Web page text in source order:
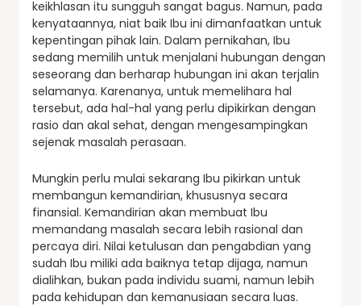
keikhlasan itu sungguh sangat bagus. Namun, pada
kenyataannya, niat baik Ibu ini dimanfaatkan untuk
kepentingan pihak lain. Dalam pernikahan, Ibu
sedang memilih untuk menjalani hubungan dengan
seseorang dan berharap hubungan ini akan terjalin
selamanya. Karenanya, untuk memelihara hal
tersebut, ada hal-hal yang perlu dipikirkan dengan
rasio dan akal sehat, dengan mengesampingkan
sejenak masalah perasaan.
Mungkin perlu mulai sekarang Ibu pikirkan untuk
membangun kemandirian, khususnya secara
finansial. Kemandirian akan membuat Ibu
memandang masalah secara lebih rasional dan
percaya diri. Nilai ketulusan dan pengabdian yang
sudah Ibu miliki ada baiknya tetap dijaga, namun
dialihkan, bukan pada individu suami, namun lebih
pada kehidupan dan kemanusiaan secara luas.